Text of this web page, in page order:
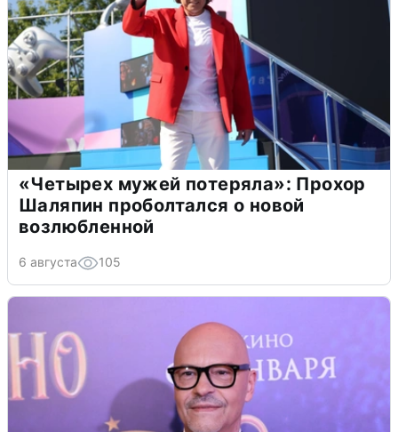
«Четырех мужей потеряла»: Прохор
Шаляпин проболтался о новой
возлюбленной
6 августа 105